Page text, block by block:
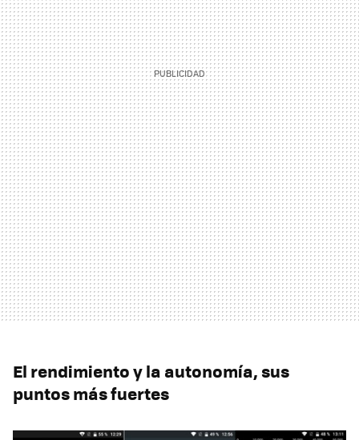
El rendimiento y la autonomía, sus
puntos más fuertes